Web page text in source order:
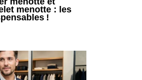
menotte : les
!